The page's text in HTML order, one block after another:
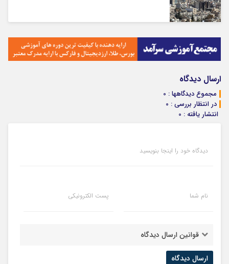
ارسال دیدگاه
مجموع دیدگاهها : 0
در انتظار بررسی : 0
انتشار یافته : 0
دیدگاه خود را اینجا بنویسید
نام شما پست الکترونیکی
قوانین ارسال دیدگاه